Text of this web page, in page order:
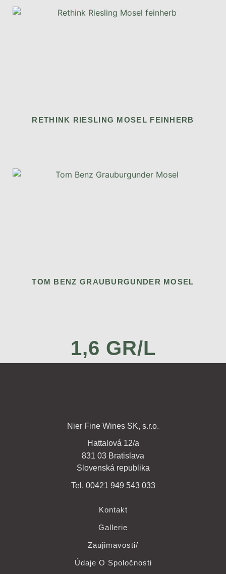
RETHINK RIESLING MOSEL FEINHERB
TOM BENZ GRAUBURGUNDER MOSEL
1,6 GR/L
Nier Fine Wines SK, s.r.o.
Hattalová 12/a
831 03 Bratislava
Slovenská republika
Tel. 00421 949 543 033
Kontakt
Gallerie
Zaujimavosti/
Údaje O Spoločnosti